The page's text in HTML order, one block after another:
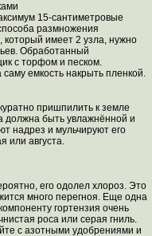
15-сантиметровые
размножения
который имеет 2 узла, нужно
Обработанный
с торфом и песком.
емкость накрыть пленкой.
пришпилить к земле
должна быть увлажнённой и
надрез и мульчируют его
или августа.
его одолел хлороз. Это
много перегноя. Еще одна
гортензия очень
роса или серая гниль.
с азотными удобрениями и